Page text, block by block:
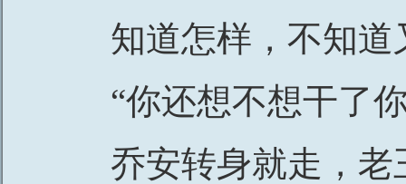
知道怎样，不知道
“你还想不想干了
乔安转身就走，